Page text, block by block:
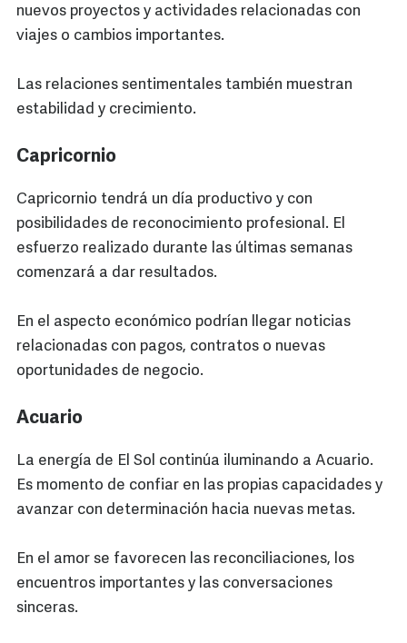
nuevos proyectos y actividades relacionadas con
viajes o cambios importantes.
Las relaciones sentimentales también muestran
estabilidad y crecimiento.
Capricornio
Capricornio tendrá un día productivo y con
posibilidades de reconocimiento profesional. El
esfuerzo realizado durante las últimas semanas
comenzará a dar resultados.
En el aspecto económico podrían llegar noticias
relacionadas con pagos, contratos o nuevas
oportunidades de negocio.
Acuario
La energía de El Sol continúa iluminando a Acuario.
Es momento de confiar en las propias capacidades y
avanzar con determinación hacia nuevas metas.
En el amor se favorecen las reconciliaciones, los
encuentros importantes y las conversaciones
sinceras.